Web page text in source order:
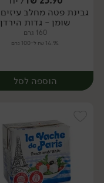
יח׳
שומן - גדות הירדן
160 גרם
14.94 ₪ ל-100 גרם
הוספה לסל